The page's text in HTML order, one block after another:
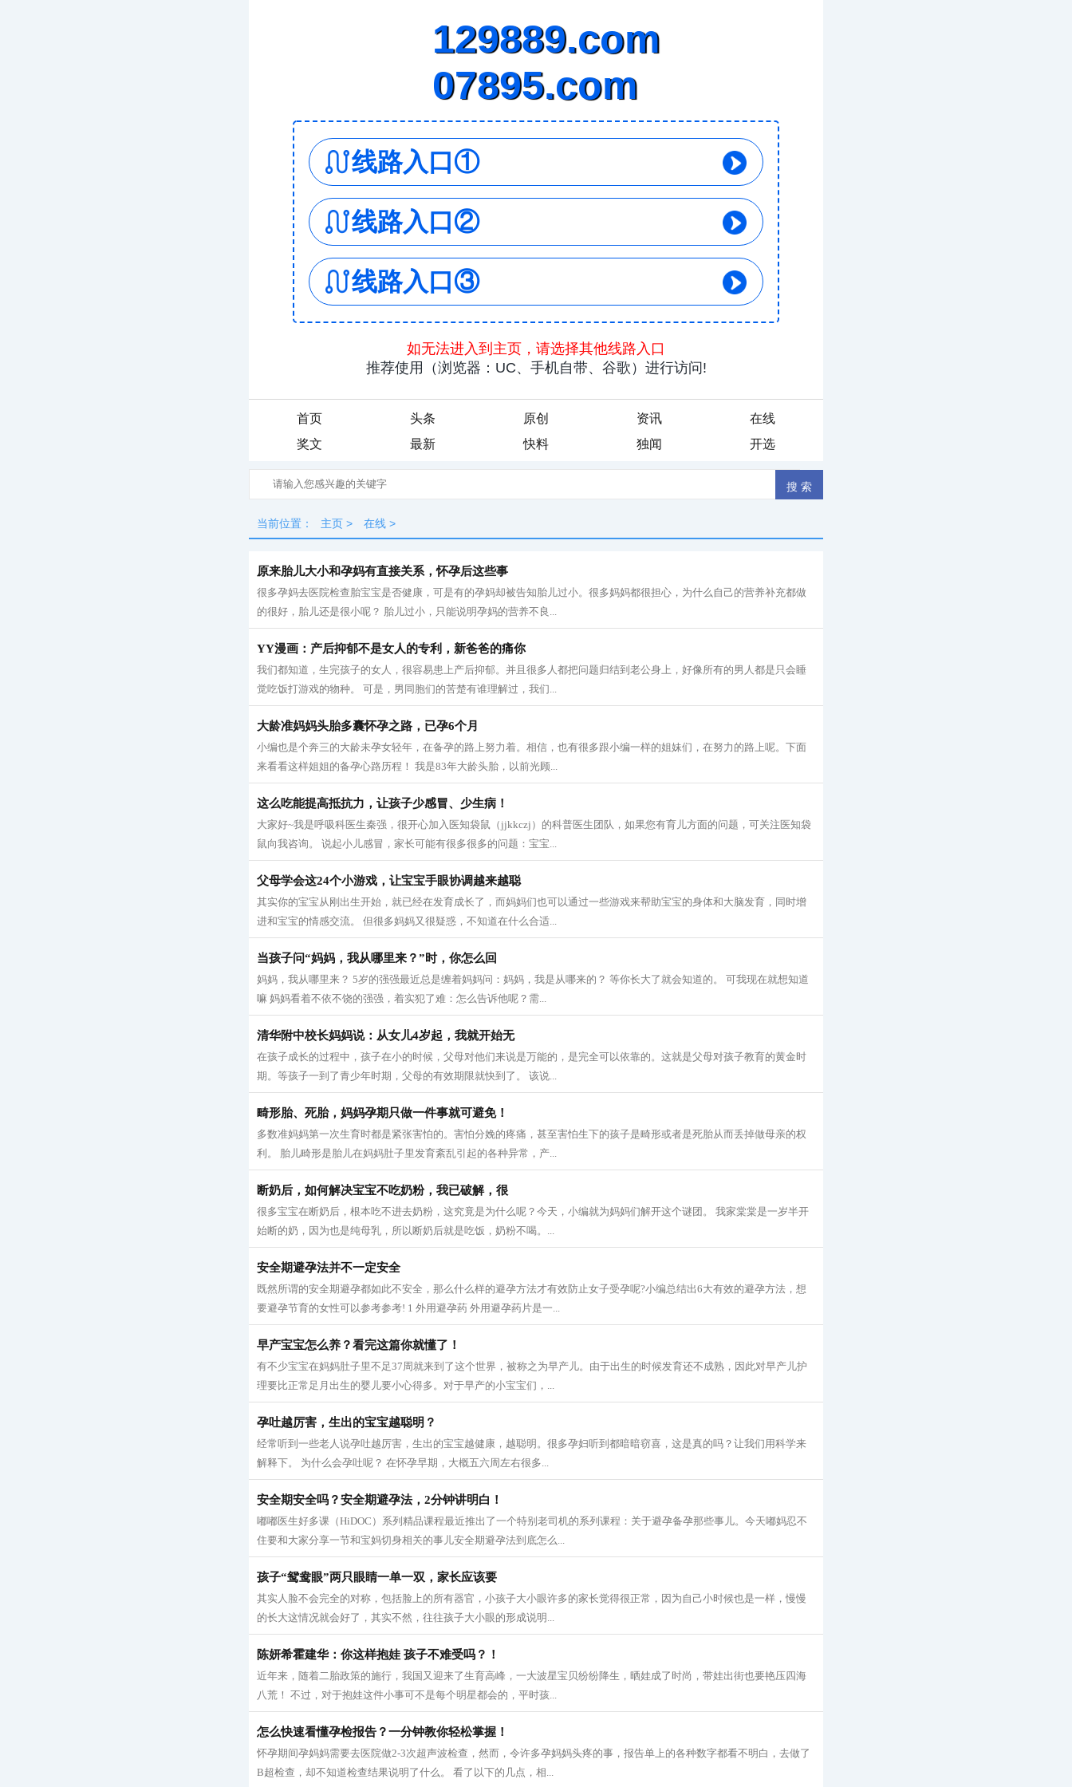
首页 头条 原创 资讯
在线
奖文
最新 快料 独闻 开选
当前位置： 主页 > 在线 >
原来胎儿大小和孕妈有直接关系，怀孕后这些事
很多孕妈去医院检查胎宝宝是否健康，可是有的孕妈却被告知胎儿过小。很多妈妈都很担心，为什么自己的营养补充都做
的很好，胎儿还是很小呢？ 胎儿过小，只能说明孕妈的营养不良...
YY漫画：产后抑郁不是女人的专利，新爸爸的痛你
我们都知道，生完孩子的女人，很容易患上产后抑郁。并且很多人都把问题归结到老公身上，好像所有的男人都是只会睡
觉吃饭打游戏的物种。 可是，男同胞们的苦楚有谁理解过，我们...
大龄准妈妈头胎多囊怀孕之路，已孕6个月
小编也是个奔三的大龄未孕女轻年，在备孕的路上努力着。相信，也有很多跟小编一样的姐妹们，在努力的路上呢。下面
来看看这样姐姐的备孕心路历程！ 我是83年大龄头胎，以前光顾...
这么吃能提高抵抗力，让孩子少感冒、少生病！
大家好~我是呼吸科医生秦强，很开心加入医知袋鼠（jjkkczj）的科普医生团队，如果您有育儿方面的问题，可关注医知袋
鼠向我咨询。 说起小儿感冒，家长可能有很多很多的问题：宝宝...
父母学会这24个小游戏，让宝宝手眼协调越来越聪
其实你的宝宝从刚出生开始，就已经在发育成长了，而妈妈们也可以通过一些游戏来帮助宝宝的身体和大脑发育，同时增
进和宝宝的情感交流。 但很多妈妈又很疑惑，不知道在什么合适...
当孩子问“妈妈，我从哪里来？”时，你怎么回
妈妈，我从哪里来？ 5岁的强强最近总是缠着妈妈问：妈妈，我是从哪来的？ 等你长大了就会知道的。 可我现在就想知道
嘛 妈妈看着不依不饶的强强，着实犯了难：怎么告诉他呢？需...
清华附中校长妈妈说：从女儿4岁起，我就开始无
在孩子成长的过程中，孩子在小的时候，父母对他们来说是万能的，是完全可以依靠的。这就是父母对孩子教育的黄金时
期。等孩子一到了青少年时期，父母的有效期限就快到了。 该说...
畸形胎、死胎，妈妈孕期只做一件事就可避免！
多数准妈妈第一次生育时都是紧张害怕的。害怕分娩的疼痛，甚至害怕生下的孩子是畸形或者是死胎从而丢掉做母亲的权
利。 胎儿畸形是胎儿在妈妈肚子里发育紊乱引起的各种异常，产...
断奶后，如何解决宝宝不吃奶粉，我已破解，很
很多宝宝在断奶后，根本吃不进去奶粉，这究竟是为什么呢？今天，小编就为妈妈们解开这个谜团。 我家棠棠是一岁半开
始断的奶，因为也是纯母乳，所以断奶后就是吃饭，奶粉不喝。...
安全期避孕法并不一定安全
既然所谓的安全期避孕都如此不安全，那么什么样的避孕方法才有效防止女子受孕呢?小编总结出6大有效的避孕方法，想
要避孕节育的女性可以参考参考! 1 外用避孕药 外用避孕药片是一...
早产宝宝怎么养？看完这篇你就懂了！
有不少宝宝在妈妈肚子里不足37周就来到了这个世界，被称之为早产儿。由于出生的时候发育还不成熟，因此对早产儿护
理要比正常足月出生的婴儿要小心得多。对于早产的小宝宝们，...
孕吐越厉害，生出的宝宝越聪明？
经常听到一些老人说孕吐越厉害，生出的宝宝越健康，越聪明。很多孕妇听到都暗暗窃喜，这是真的吗？让我们用科学来
解释下。 为什么会孕吐呢？ 在怀孕早期，大概五六周左右很多...
安全期安全吗？安全期避孕法，2分钟讲明白！
嘟嘟医生好多课（HiDOC）系列精品课程最近推出了一个特别老司机的系列课程：关于避孕备孕那些事儿。今天嘟妈忍不
住要和大家分享一节和宝妈切身相关的事儿安全期避孕法到底怎么...
孩子“鸳鸯眼”两只眼睛一单一双，家长应该要
其实人脸不会完全的对称，包括脸上的所有器官，小孩子大小眼许多的家长觉得很正常，因为自己小时候也是一样，慢慢
的长大这情况就会好了，其实不然，往往孩子大小眼的形成说明...
陈妍希霍建华：你这样抱娃 孩子不难受吗？！
近年来，随着二胎政策的施行，我国又迎来了生育高峰，一大波星宝贝纷纷降生，晒娃成了时尚，带娃出街也要艳压四海
八荒！ 不过，对于抱娃这件小事可不是每个明星都会的，平时孩...
怎么快速看懂孕检报告？一分钟教你轻松掌握！
怀孕期间孕妈妈需要去医院做2-3次超声波检查，然而，令许多孕妈妈头疼的事，报告单上的各种数字都看不明白，去做了
B超检查，却不知道检查结果说明了什么。 看了以下的几点，相...